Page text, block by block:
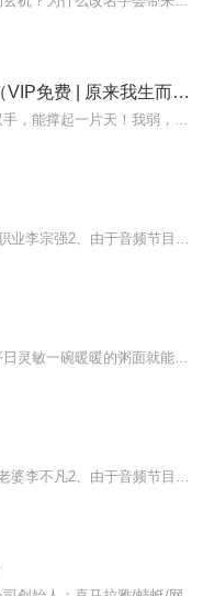
王牌弃少之生而不凡（VIP免费 | 原来我生而不凡）